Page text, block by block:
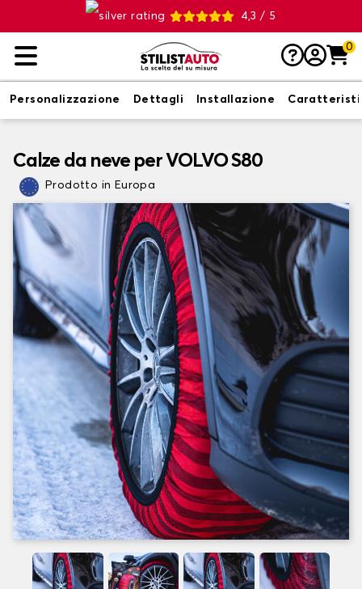
4,3 / 5
0
Personalizzazione Dettagli Installazione
Calze da neve per VOLVO S80
Prodotto in Europa